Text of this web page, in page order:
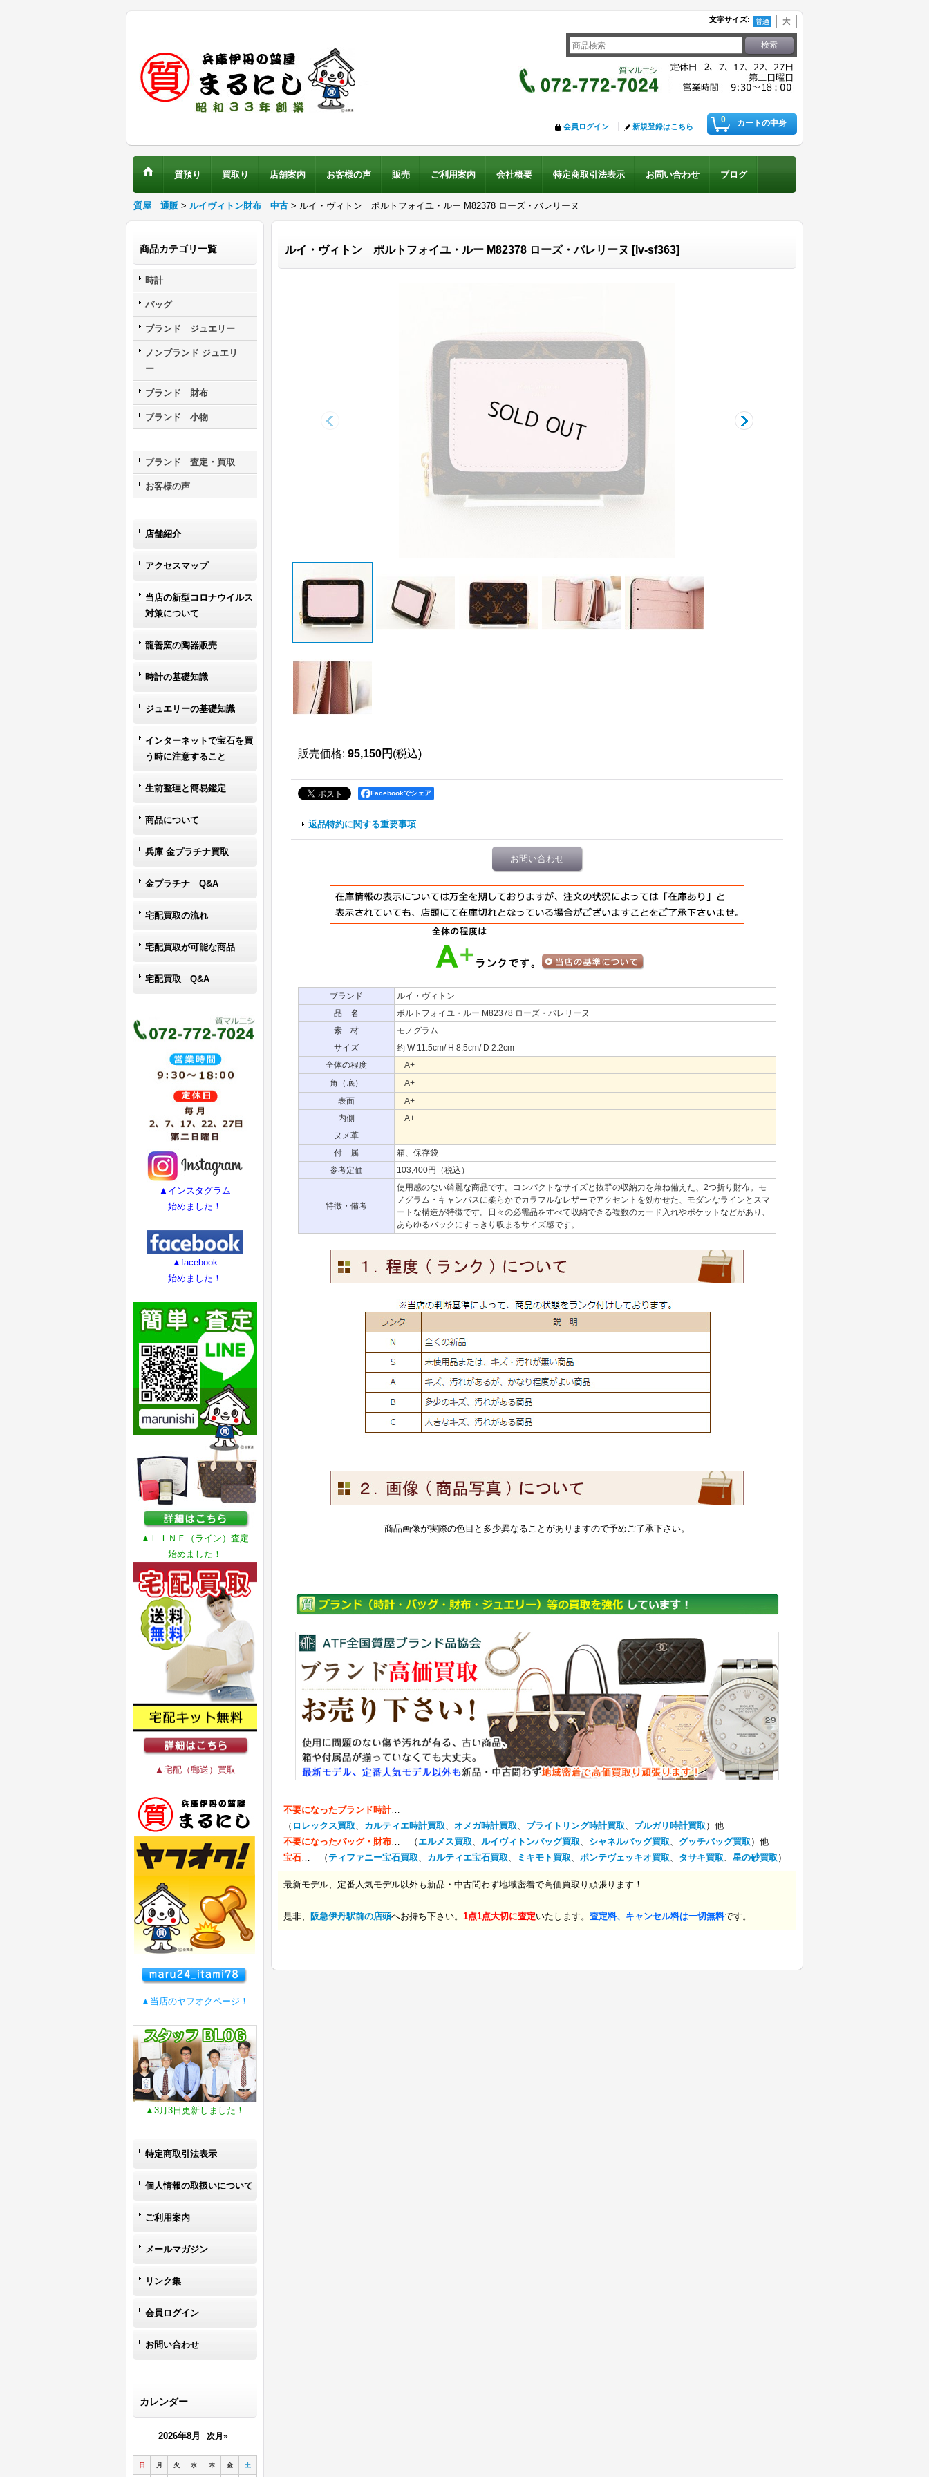
質屋 通販 > ルイヴィトン財布 中古 > ルイ・ヴィトン ポルトフォイユ・ルー M82378 ローズ・バレリーヌ
文字サイズ:
0 カートの中身
会員ログイン 新規登録はこちら
質預り 買取り 店舗案内 お客様の声 販売 ご利用案内 会社概要 特定商取引法表示 お問い合わせ ブログ
商品カテゴリ一覧
時計
バッグ
ブランド ジュエリー
ノンブランド ジュエリ
ー
ブランド 財布
ブランド 小物
ブランド 査定・買取
お客様の声
店舗紹介
アクセスマップ
当店の新型コロナウイルス
対策について
龍善窯の陶器販売
時計の基礎知識
ジュエリーの基礎知識
インターネットで宝石を買
う時に注意すること
生前整理と簡易鑑定
商品について
兵庫 金プラチナ買取
金プラチナ Q&A
宅配買取の流れ
宅配買取が可能な商品
宅配買取 Q&A
▲インスタグラム
始めました！
▲facebook
始めました！
▲ＬＩＮＥ（ライン）査定
始めました！
▲宅配（郵送）買取
▲当店のヤフオクページ！
▲3月3日更新しました！
特定商取引法表示
個人情報の取扱いについて
ご利用案内
メールマガジン
リンク集
会員ログイン
お問い合わせ
カレンダー
2026年8月 次月»
日 月 火 水 木 金 土
ルイ・ヴィトン ポルトフォイユ・ルー M82378 ローズ・バレリーヌ [lv-sf363]
販売価格: 95,150円 (税込)
Facebookでシェア
返品特約に関する重要事項
お問い合わせ
ブランド
ルイ・ヴィトン
品 名
ポルトフォイユ・ルー M82378 ローズ・バレリーヌ
素 材
モノグラム
サイズ
約 W 11.5cm/ H 8.5cm/ D 2.2cm
全体の程度
A+
角（底）
A+
表面
A+
内側
A+
ヌメ革
-
付 属
箱、保存袋
参考定価
103,400円（税込）
特徴・備考
使用感のない綺麗な商品です。コンパクトなサイズと抜群の収納力を兼ね備えた、2つ折り財布。モ
ノグラム・キャンバスに柔らかでカラフルなレザーでアクセントを効かせた、モダンなラインとスマ
ートな構造が特徴です。日々の必需品をすべて収納できる複数のカード入れやポケットなどがあり、
あらゆるバックにすっきり収まるサイズ感です。
商品画像が実際の色目と多少異なることがありますので予めご了承下さい。
不要になったブランド時計…
（ ロレックス買取、 カルティエ時計買取、 オメガ時計買取、 ブライトリング時計買取、 ブルガリ時計買取 ）他
不要になったバッグ・財布… （ エルメス買取、 ルイヴィトンバッグ買取、 シャネルバッグ買取、 グッチバッグ買取 ）他
宝石… （ティファニー宝石買取、 カルティエ宝石買取、 ミキモト買取、 ポンテヴェッキオ買取、 タサキ買取、 星の砂買取 ）
最新モデル、定番人気モデル以外も新品・中古問わず地域密着で高価買取り頑張ります！
是非、 阪急伊丹駅前の店頭へお持ち下さい。 1点1点大切に査定いたします。 査定料、キャンセル料は一切無料です。